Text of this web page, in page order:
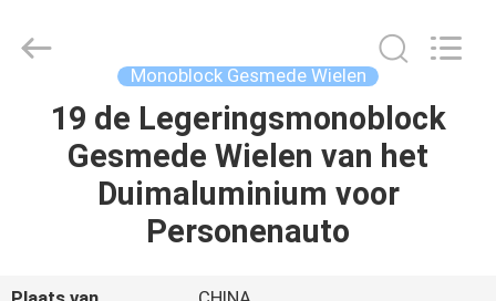
HUIS
PRODUCTEN
Co.,Ltd.
Monoblock Gesmede Wielen
19 de Legeringsmonoblock
Gesmede Wielen van het
Duimaluminium voor
Personenauto